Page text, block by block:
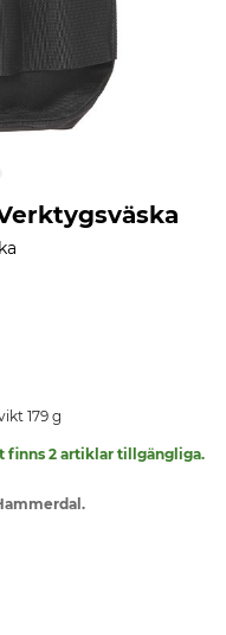
179 g
finns 2 artiklar tillgängliga.